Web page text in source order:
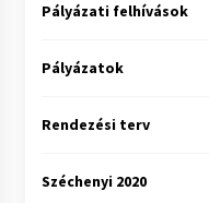
Pályázati felhívások
Pályázatok
Rendezési terv
Széchenyi 2020